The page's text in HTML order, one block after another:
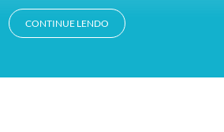
CONTINUE LENDO